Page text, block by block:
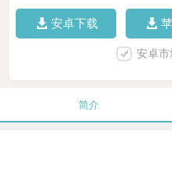
安卓下载
安卓
简介